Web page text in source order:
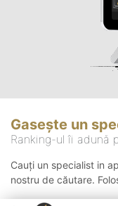
Gasește un
Ranking-ul îi adună
Cauți un specialist in
nostru de căutare.